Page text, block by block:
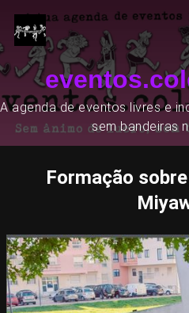
A agenda de eventos livres e
sem bandeiras
Formação